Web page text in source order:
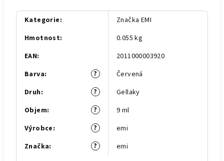
Kategorie:
Značka EMI
Hmotnost:
0.055 kg
EAN:
2011000003920
?
Barva:
Červená
?
Druh:
Gellaky
?
Objem:
9 ml
?
Výrobce:
emi
?
Značka:
emi